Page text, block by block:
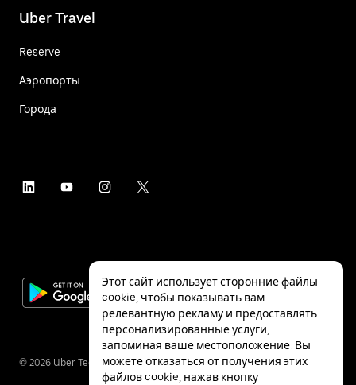
Uber Travel
Reserve
Аэропорты
Города
© 2026 Uber Technologies Inc.
Этот сайт использует сторонние файлы
cookie, чтобы показывать вам
релевантную рекламу и предоставлять
персонализированные услуги,
запоминая ваше местоположение. Вы
можете отказаться от получения этих
файлов cookie, нажав кнопку